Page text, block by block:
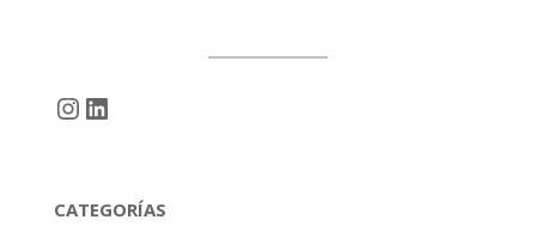
Instagram
LinkedIn
CATEGORÍAS